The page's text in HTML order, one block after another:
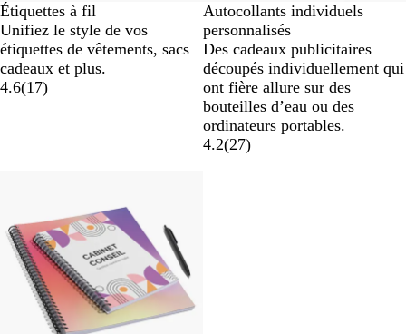
Étiquettes à fil
Unifiez le style de vos
étiquettes de vêtements, sacs
cadeaux et plus.
4.6(17)
Autocollants individuels
personnalisés
Des cadeaux publicitaires
découpés individuellement qui
ont fière allure sur des
bouteilles d’eau ou des
ordinateurs portables.
4.2(27)